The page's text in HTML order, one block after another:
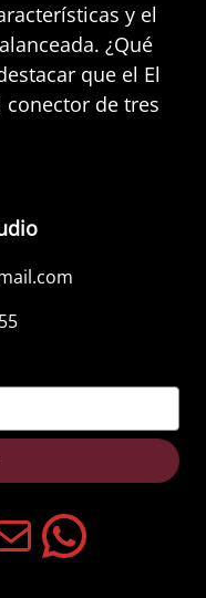
y el
¿Qué
que el El
conector de tres